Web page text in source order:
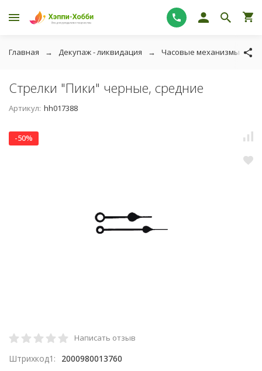
Главная Декупаж - ликвидация Часовые механизмы и
Стрелки "Пики" черные, средние
Артикул: hh017388
-50%
Написать отзыв
Штрихкод1: 2000980013760